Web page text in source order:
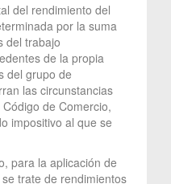
del rendimiento del
por la suma
del trabajo
de la propia
del grupo de
las circunstancias
de Comercio,
impositivo al que se
para la aplicación de
trate de rendimientos